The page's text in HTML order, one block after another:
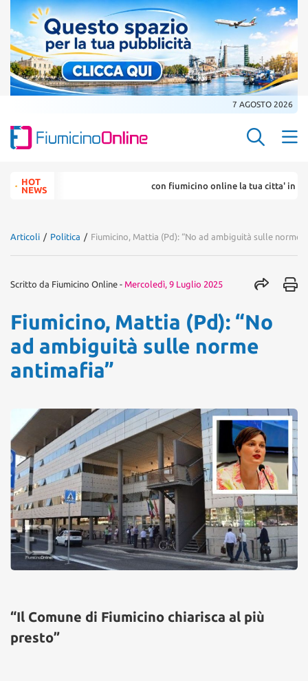
7 AGOSTO 2026
Search
for:HOT
NEWS
con fiumicino online la tua citta' in un
Articoli / Politica / Fiumicino, Mattia (Pd): “No ad ambiguità sulle norme
Scritto da Fiumicino Online - Mercoledì, 9 Luglio 2025
Fiumicino, Mattia (Pd): “No
ad ambiguità sulle norme
antimafia”
“Il Comune di Fiumicino chiarisca al più
presto”